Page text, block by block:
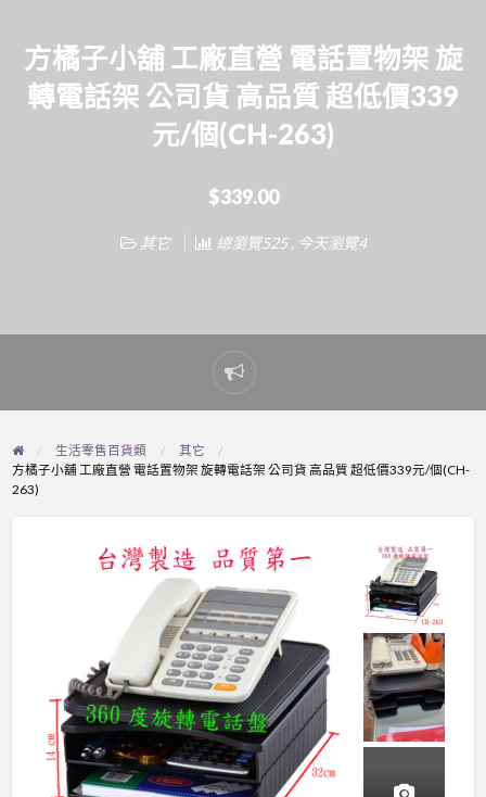
方橘子小舖 工廠直營 電話置物架 旋
轉電話架 公司貨 高品質 超低價339
元/個(CH-263)
$339.00
其它 總瀏覽525 , 今天瀏覽4
Report
problem
生活零售百貨類
其它
方橘子小舖 工廠直營 電話置物架 旋轉電話架 公司貨 高品質 超低價339元/個(CH-
263)